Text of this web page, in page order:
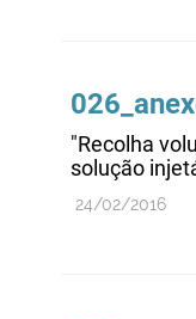
"Recolha
solução
24/02/2016